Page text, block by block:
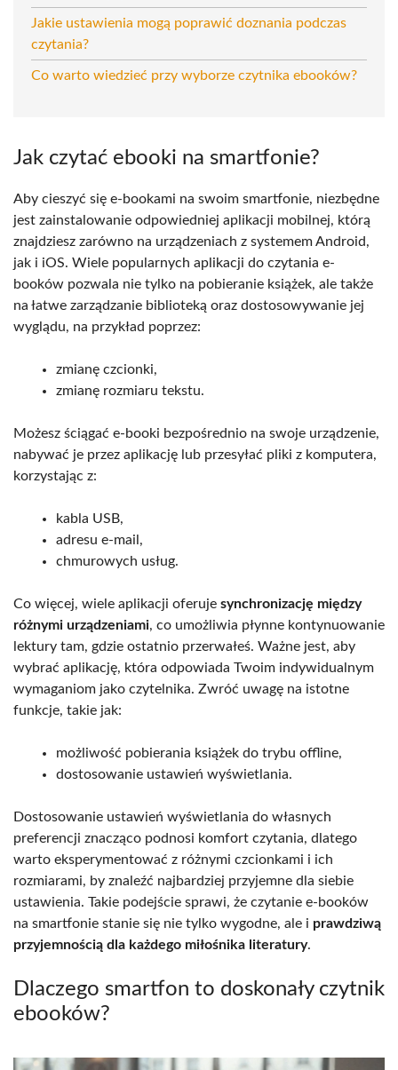
Jakie ustawienia mogą poprawić doznania podczas
czytania?
Co warto wiedzieć przy wyborze czytnika ebooków?
Jak czytać ebooki na smartfonie?
Aby cieszyć się e-bookami na swoim smartfonie, niezbędne
jest zainstalowanie odpowiedniej aplikacji mobilnej, którą
znajdziesz zarówno na urządzeniach z systemem Android,
jak i iOS. Wiele popularnych aplikacji do czytania e-
booków pozwala nie tylko na pobieranie książek, ale także
na łatwe zarządzanie biblioteką oraz dostosowywanie jej
wyglądu, na przykład poprzez:
zmianę czcionki,
zmianę rozmiaru tekstu.
Możesz ściągać e-booki bezpośrednio na swoje urządzenie,
nabywać je przez aplikację lub przesyłać pliki z komputera,
korzystając z:
kabla USB,
adresu e-mail,
chmurowych usług.
Co więcej, wiele aplikacji oferuje synchronizację między
różnymi urządzeniami, co umożliwia płynne kontynuowanie
lektury tam, gdzie ostatnio przerwałeś. Ważne jest, aby
wybrać aplikację, która odpowiada Twoim indywidualnym
wymaganiom jako czytelnika. Zwróć uwagę na istotne
funkcje, takie jak:
możliwość pobierania książek do trybu offline,
dostosowanie ustawień wyświetlania.
Dostosowanie ustawień wyświetlania do własnych
preferencji znacząco podnosi komfort czytania, dlatego
warto eksperymentować z różnymi czcionkami i ich
rozmiarami, by znaleźć najbardziej przyjemne dla siebie
ustawienia. Takie podejście sprawi, że czytanie e-booków
na smartfonie stanie się nie tylko wygodne, ale i prawdziwą
przyjemnością dla każdego miłośnika literatury.
Dlaczego smartfon to doskonały czytnik
ebooków?